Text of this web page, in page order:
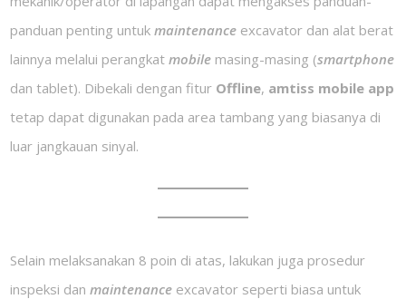
panduan penting untukmaintenance excavator dan alat berat
lainnya melalui perangkatmobile masing-masing (smartphone
dan tablet). Dibekali dengan fitur Offline, amtiss mobile app
tetap dapat digunakan pada area tambang yang biasanya di
luar jangkauan sinyal.
Selain melaksanakan 8 poin di atas, lakukan juga prosedur
inspeksi danmaintenance excavator seperti biasa untuk